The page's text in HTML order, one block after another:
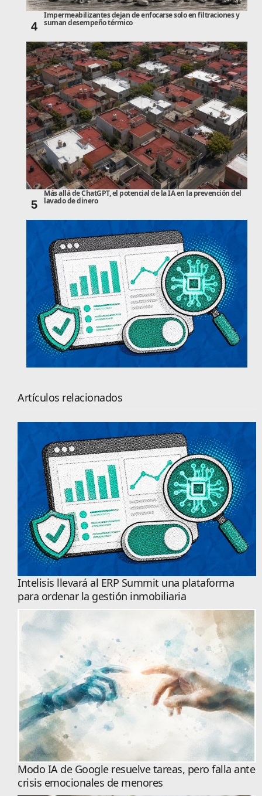
4
Impermeabilizantes dejan de enfocarse solo en filtraciones y
suman desempeño térmico
5
Más allá de ChatGPT, el potencial de la IA en la prevención del
lavado de dinero
Artículos relacionados
Intelisis llevará al ERP Summit una plataforma
para ordenar la gestión inmobiliaria
Modo IA de Google resuelve tareas, pero falla ante
crisis emocionales de menores